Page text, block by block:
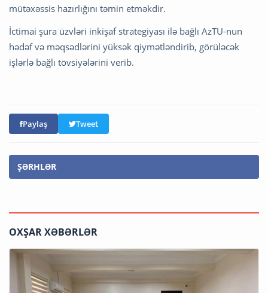
mütəxəssis hazırlığını təmin etməkdir.
İctimai şura üzvləri inkişaf strategiyası ilə bağlı AzTU-nun
hədəf və məqsədlərini yüksək qiymətləndirib, görüləcək
işlərlə bağlı tövsiyələrini verib.
Paylaş Tweet
ŞƏRHLƏR
OXŞAR XƏBƏRLƏR